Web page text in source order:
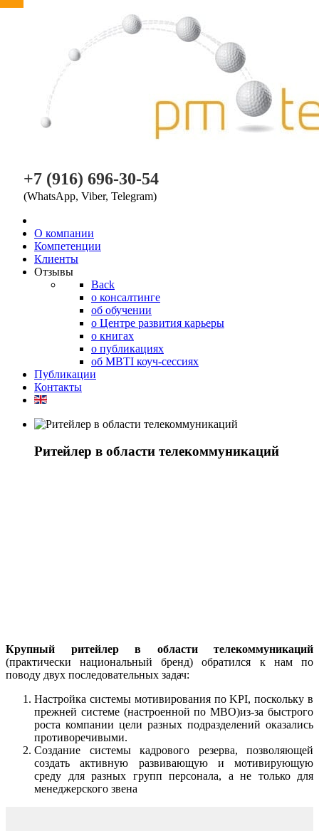
+7 (916) 696-30-54
(WhatsApp, Viber, Telegram)
O компании
Компетенции
Клиенты
Отзывы
Back
о консалтинге
об обучении
о Центре развития карьеры
о книгах
о публикациях
об MBTI коуч-сессиях
Публикации
Контакты
Ритейлер в области телекоммуникаций
Крупный ритейлер в области телекоммуникаций
(практически национальный бренд) обратился к нам по
поводу двух последовательных задач:
Настройка системы мотивирования по KPI, поскольку в
прежней системе (настроенной по МВО)из-за быстрого
роста компании цели разных подразделений оказались
противоречивыми.
Создание системы кадрового резерва, позволяющей
создать активную развивающую и мотивирующую
среду для разных групп персонала, а не только для
менеджерского звена